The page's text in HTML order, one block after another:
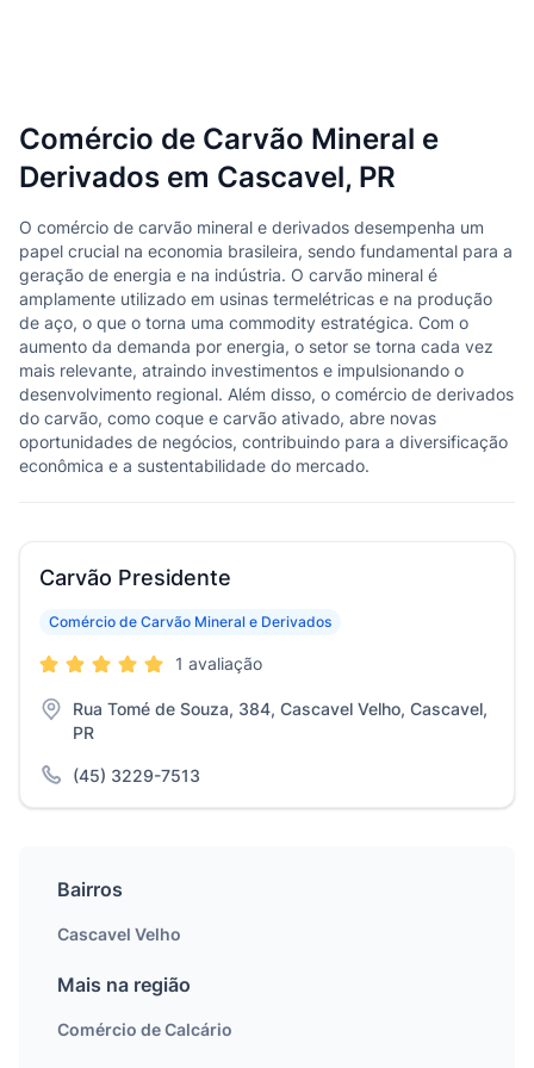
Comércio de Carvão Mineral e
Derivados em Cascavel, PR
O comércio de carvão mineral e derivados desempenha um
papel crucial na economia brasileira, sendo fundamental para a
geração de energia e na indústria. O carvão mineral é
amplamente utilizado em usinas termelétricas e na produção
de aço, o que o torna uma commodity estratégica. Com o
aumento da demanda por energia, o setor se torna cada vez
mais relevante, atraindo investimentos e impulsionando o
desenvolvimento regional. Além disso, o comércio de derivados
do carvão, como coque e carvão ativado, abre novas
oportunidades de negócios, contribuindo para a diversificação
econômica e a sustentabilidade do mercado.
Carvão Presidente
Comércio de Carvão Mineral e Derivados
1 avaliação
Rua Tomé de Souza, 384, Cascavel Velho, Cascavel,
PR
(45) 3229-7513
Bairros
Cascavel Velho
Mais na região
Comércio de Calcário